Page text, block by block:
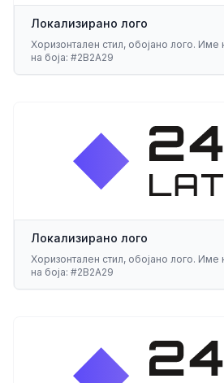
Локализирано лого
Хоризонтален стил, обојано лого.
на боја: #2B2A29
Локализирано лого
Хоризонтален стил, обојано лого.
на боја: #2B2A29